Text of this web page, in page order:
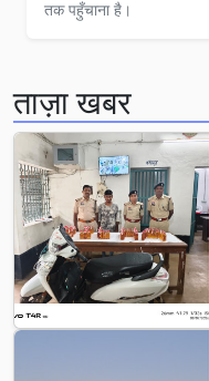
तक पहुँचाना है।
ताज़ा खबर